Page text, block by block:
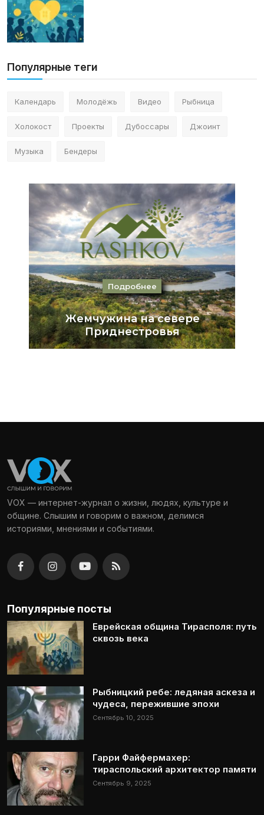
Популярные теги
Календарь Молодёжь Видео Рыбница
Холокост Проекты Дубоссары Джоинт
Музыка Бендеры
VOX — интернет-журнал о жизни, людях, культуре и
общине. Слышим и говорим о важном, делимся
историями, мнениями и событиями.
Популярные посты
Еврейская община Тирасполя: путь
сквозь века
Рыбницкий ребе: ледяная аскеза и
чудеса, пережившие эпохи
Сентябрь 10, 2025
Гарри Файфермахер:
тираспольский архитектор памяти
Сентябрь 9, 2025